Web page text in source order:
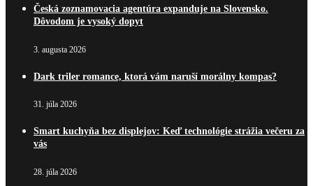
Česká zoznamovacia agentúra expanduje na Slovensko.
Dôvodom je vysoký dopyt
3. augusta 2026
Dark triler romance, ktorá vám naruší morálny kompas?
31. júla 2026
Smart kuchyňa bez displejov: Keď technológie strážia večeru za
vás
28. júla 2026